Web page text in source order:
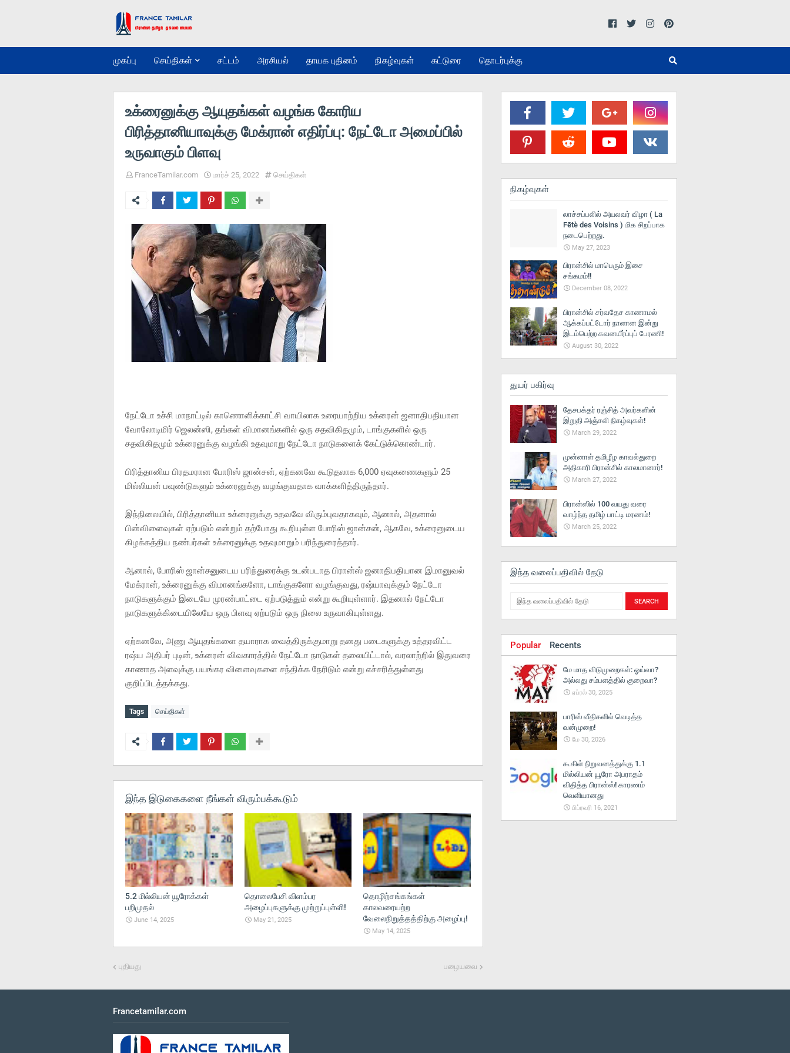
முகப்பு செய்திகள் சட்டம் அரசியல் தாயக புதினம் நிகழ்வுகள் கட்டுரை தொடர்புக்கு
உக்ரைனுக்கு ஆயுதங்கள் வழங்க கோரிய
பிரித்தானியாவுக்கு மேக்ரான் எதிர்ப்பு: நேட்டோ அமைப்பில்
உருவாகும் பிளவு
FranceTamilar.com மார்ச் 25, 2022 செய்திகள்
நேட்டோ உச்சி மாநாட்டில் காணொளிக்காட்சி வாயிலாக உரையாற்றிய உக்ரைன் ஜனாதிபதியான
வோலோடிமிர் ஜெலன்ஸி, தங்கள் விமானங்களில் ஒரு சதவிகிதமும், டாங்குகளில் ஒரு
சதவிகிதமும் உக்ரைனுக்கு வழங்கி உதவுமாறு நேட்டோ நாடுகளைக் கேட்டுக்கொண்டார்.
பிரித்தானிய பிரதமரான போரிஸ் ஜான்சன், ஏற்கனவே கூடுதலாக 6,000 ஏவுகணைகளும் 25
மில்லியன் பவுண்டுகளும் உக்ரைனுக்கு வழங்குவதாக வாக்களித்திருந்தார்.
இந்நிலையில், பிரித்தானியா உக்ரைனுக்கு உதவவே விரும்புவதாகவும், ஆனால், அதனால்
பின்விளைவுகள் ஏற்படும் என்றும் தற்போது கூறியுள்ள போரிஸ் ஜான்சன், ஆகவே, உக்ரைனுடைய
கிழக்கத்திய நண்பர்கள் உக்ரைனுக்கு உதவுமாறும் பரிந்துரைத்தார்.
ஆனால், போரிஸ் ஜான்சனுடைய பரிந்துரைக்கு உடன்படாத பிரான்ஸ் ஜனாதிபதியான இமானுவல்
மேக்ரான், உக்ரைனுக்கு விமானங்களோ, டாங்குகளோ வழங்குவது, ரஷ்யாவுக்கும் நேட்டோ
நாடுகளுக்கும் இடையே முரண்பாட்டை ஏற்படுத்தும் என்று கூறியுள்ளார். இதனால் நேட்டோ
நாடுகளுக்கிடையிலேயே ஒரு பிளவு ஏற்படும் ஒரு நிலை உருவாகியுள்ளது.
ஏற்கனவே, அணு ஆயுதங்களை தயாராக வைத்திருக்குமாறு தனது படைகளுக்கு உத்தரவிட்ட
ரஷ்ய அதிபர் புடின், உக்ரைன் விவகாரத்தில் நேட்டோ நாடுகள் தலையிட்டால், வரலாற்றில் இதுவரை
காணாத அளவுக்கு பயங்கர விளைவுகளை சந்திக்க நேரிடும் என்று எச்சரித்துள்ளது
குறிப்பிடத்தக்கது.
Tags செய்திகள்
இந்த இடுகைகளை நீங்கள் விரும்பக்கூடும்
5.2 மில்லியன் யூரோக்கள்
பறிமுதல்
June 14, 2025
தொலைபேசி விளம்பர
அழைப்புகளுக்கு முற்றுப்புள்ளி!
May 21, 2025
தொழிற்சங்கங்கள்
காலவரையற்ற
வேலைநிறுத்தத்திற்கு அழைப்பு!
May 14, 2025
புதியது பழையவை
நிகழ்வுகள்
லாச்சப்பலில் அயலவர் விழா ( La
Fētè des Voisins ) மிக சிறப்பாக
நடைபெற்றது.
May 27, 2023
பிரான்சில் மாபெரும் இசை
சங்கமம்!!
December 08, 2022
பிரான்சில் சர்வதேச காணாமல்
ஆக்கப்பட்டோர் நாளான இன்று
இடம்பெற்ற கவனயீர்ப்புப் பேரணி!
August 30, 2022
துயர் பகிர்வு
தேசபக்தர் ரஞ்சித் அவர்களின்
இறுதி அஞ்சலி நிகழ்வுகள்!
March 29, 2022
முன்னாள் தமிழீழ காவல்துறை
அதிகாரி பிரான்சில் காலமானார்!
March 27, 2022
பிரான்ஸில் 100 வயது வரை
வாழ்ந்த தமிழ் பாட்டி மரணம்!
March 25, 2022
இந்த வலைப்பதிவில் தேடு
Popular Recents
மே மாத விடுமுறைகள்: ஓய்வா?
அல்லது சம்பளத்தில் குறைவா?
ஏப்ரல் 30, 2025
பாரிஸ் வீதிகளில் வெடித்த
வன்முறை!
மே 30, 2026
கூகிள் நிறுவனத்துக்கு 1.1
மில்லியன் யூரோ அபராதம்
விதித்த பிரான்ஸ்! காரணம்
வெளியானது
பிப்ரவரி 16, 2021
Francetamilar.com